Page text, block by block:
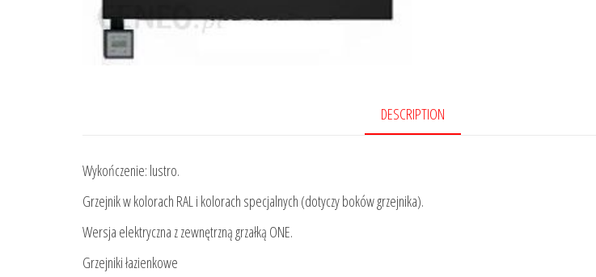
DESCRIPTION
Wykończenie: lustro.
Grzejnik w kolorach RAL i kolorach specjalnych (dotyczy boków grzejnika).
Wersja elektryczna z zewnętrzną grzałką ONE.
Grzejniki łazienkowe